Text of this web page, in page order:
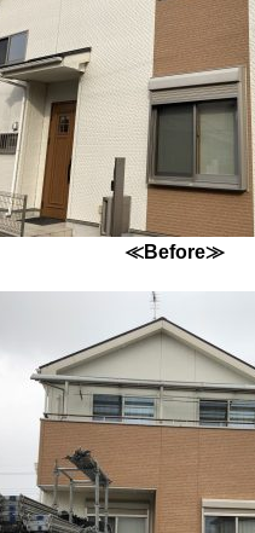
≪Before≫